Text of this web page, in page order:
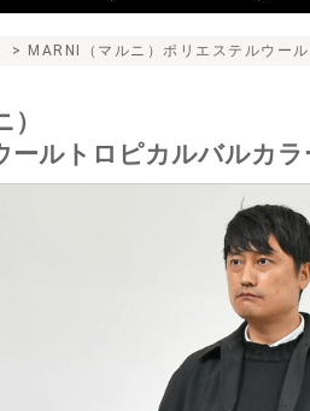
> MARNI（マルニ）ポリエステルウ